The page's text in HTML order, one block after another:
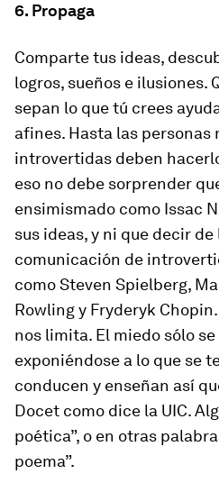
6. Propaga
Comparte tus ideas,
logros, sueños e ilusiones.
sepan lo que tú crees
afines. Hasta las
introvertidas deben
eso no debe sorprender
ensimismado como Issac
sus ideas, y ni que decir
comunicación de
como Steven Spielberg,
Rowling y Fryderyk
nos limita. El miedo sólo
exponiéndose a lo que se
conducen y enseñan así
Docet como dice la UIC.
poética”, o en otras
poema”.